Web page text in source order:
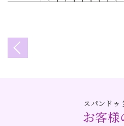
スパンドゥ
お客様